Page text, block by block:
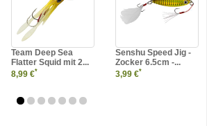
Team Deep Sea
Flatter Squid mit 2...
8,99 €*
Senshu Speed Jig -
Zocker 6.5cm -...
3,99 €*